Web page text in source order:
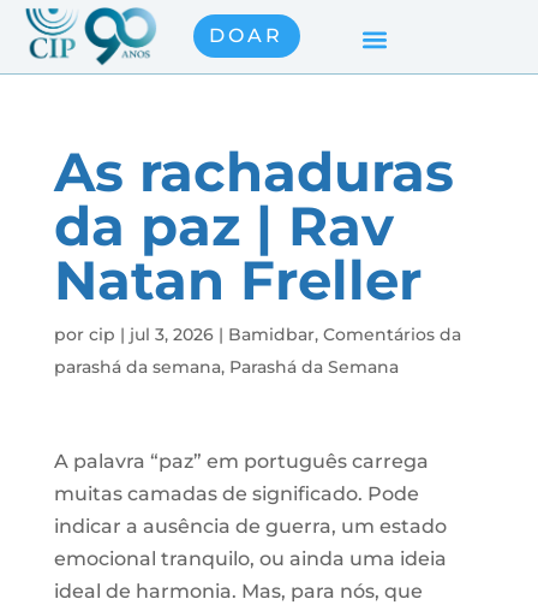
DOAR
As rachaduras
da paz | Rav
Natan Freller
por cip | jul 3, 2026| Bamidbar, Comentários da
parashá da semana, Parashá da Semana
A palavra “paz” em português carrega
muitas camadas de significado. Pode
indicar a ausência de guerra, um estado
emocional tranquilo, ou ainda uma ideia
ideal de harmonia. Mas, para nós, que